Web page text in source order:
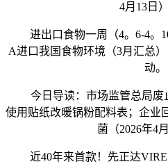
4月13日）
进出口食物一周（4。6-4。
A进口我国食物环境（3月汇总
动。
今日导读：市场监管总局废
使用贴纸改暖锅粉配料表；企业
菌（2026年4
近40年来首款！先正达